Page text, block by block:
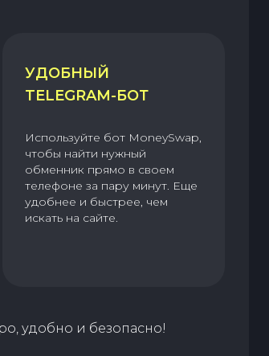
УДОБНЫЙ
TELEGRAM-БОТ
Используйте бот MoneySwap,
чтобы найти нужный
обменник прямо в своем
телефоне за пару минут. Еще
удобнее и быстрее, чем
искать на сайте.
удобно и безопасно!